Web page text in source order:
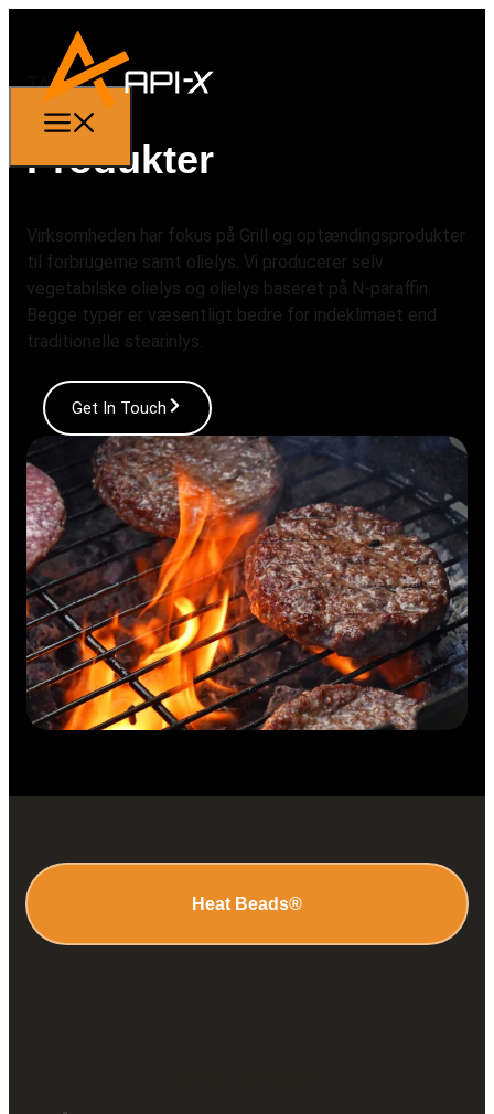
TAGLINE
Produkter
Virksomheden har fokus på Grill og optændingsprodukter
til forbrugerne samt olielys. Vi producerer selv
vegetabilske olielys og olielys baseret på N-paraffin.
Begge typer er væsentligt bedre for indeklimaet end
traditionelle stearinlys.
Get In Touch
Heat Beads®